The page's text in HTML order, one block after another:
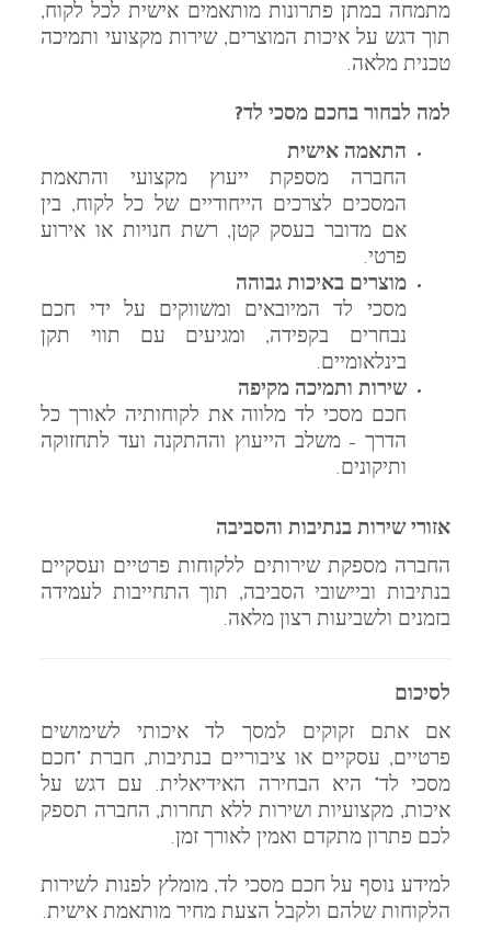
מתמחה במתן פתרונות מותאמים אישית לכל לקוח,
תוך דגש על איכות המוצרים, שירות מקצועי ותמיכה
טכנית מלאה.
למה לבחור בחכם מסכי לד?
התאמה אישית
החברה מספקת ייעוץ מקצועי והתאמת
המסכים לצרכים הייחודיים של כל לקוח, בין
אם מדובר בעסק קטן, רשת חנויות או אירוע
פרטי.
מוצרים באיכות גבוהה
מסכי לד המיובאים ומשווקים על ידי חכם
נבחרים בקפידה, ומגיעים עם תווי תקן
בינלאומיים.
שירות ותמיכה מקיפה
חכם מסכי לד מלווה את לקוחותיה לאורך כל
הדרך – משלב הייעוץ וההתקנה ועד לתחזוקה
ותיקונים.
אזורי שירות בנתיבות והסביבה
החברה מספקת שירותים ללקוחות פרטיים ועסקיים
בנתיבות וביישובי הסביבה, תוך התחייבות לעמידה
בזמנים ולשביעות רצון מלאה.
לסיכום
אם אתם זקוקים למסך לד איכותי לשימושים
פרטיים, עסקיים או ציבוריים בנתיבות, חברת "חכם
מסכי לד" היא הבחירה האידיאלית. עם דגש על
איכות, מקצועיות ושירות ללא תחרות, החברה תספק
לכם פתרון מתקדם ואמין לאורך זמן.
למידע נוסף על חכם מסכי לד, מומלץ לפנות לשירות
הלקוחות שלהם ולקבל הצעת מחיר מותאמת אישית.